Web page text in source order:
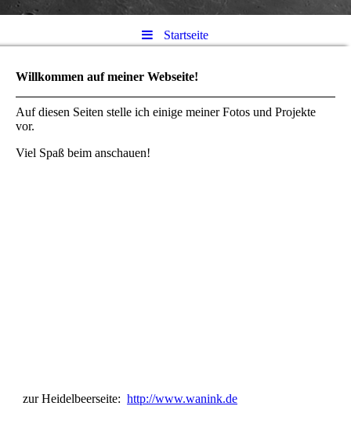
Startseite
Willkommen auf meiner Webseite!
Auf diesen Seiten stelle ich einige meiner Fotos und Projekte
vor.
Viel Spaß beim anschauen!
zur Heidelbeerseite: http://www.wanink.de